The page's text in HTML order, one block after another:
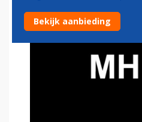
Bekijk aanbieding